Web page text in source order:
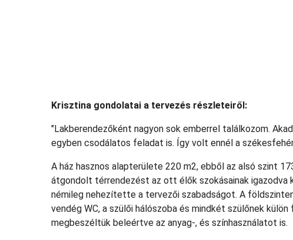
Krisztina gondolatai a tervezés részleteiről:
"Lakberendezőként nagyon sok emberrel találkozom.
egyben csodálatos feladat is. Így volt ennél a
A ház hasznos alapterülete 220 m2, ebből az alsó szint
átgondolt térrendezést az ott élők szokásainak
némileg nehezítette a tervezői szabadságot. A
vendég WC, a szülői hálószoba és mindkét szülőnek
megbeszéltük beleértve az anyag-, és színhasználatot is.